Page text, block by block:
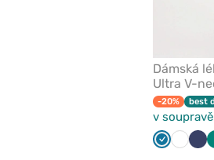
Dámská
Ultra V-
-20% best
v
Karaibsky
Bílá